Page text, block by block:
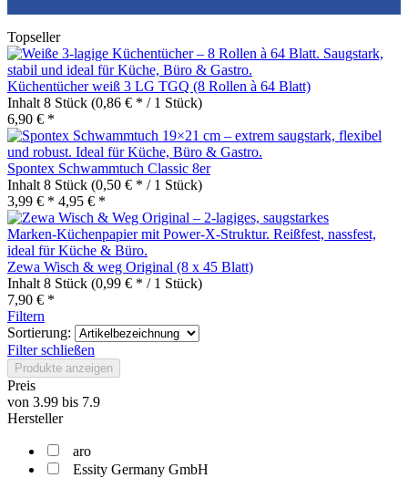
Topseller
Küchentücher weiß 3 LG TGQ (8 Rollen à 64 Blatt)
Inhalt 8 Stück (0,86 € * / 1 Stück)
6,90 € *
Spontex Schwammtuch Classic 8er
Inhalt 8 Stück (0,50 € * / 1 Stück)
3,99 € * 4,95 € *
Zewa Wisch & weg Original (8 x 45 Blatt)
Inhalt 8 Stück (0,99 € * / 1 Stück)
7,90 € *
Filtern
Sortierung:
Filter schließen
Produkte anzeigen
Preis
von 3.99 bis 7.9
Hersteller
aro
Essity Germany GmbH